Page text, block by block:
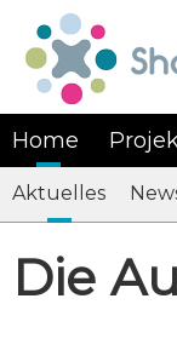
Home
Aktuelles
Die